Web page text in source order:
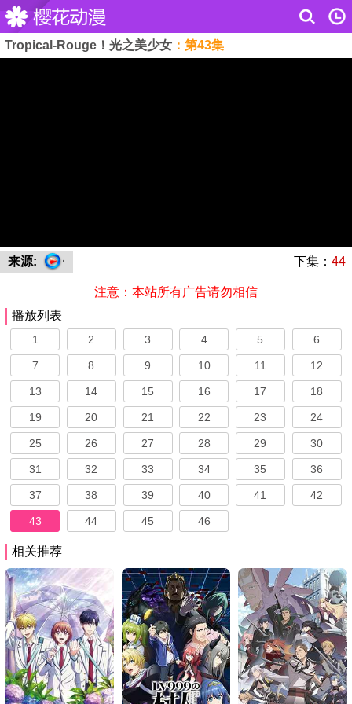
Tropical-Rouge！光之美少女 ：第43集
来源: 下集： 44
注意：本站所有广告请勿相信
播放列表
1 2 3 4 5 6
7 8 9 10 11 12
13 14 15 16 17 18
19 20 21 22 23 24
25 26 27 28 29 30
31 32 33 34 35 36
37 38 39 40 41 42
43 44 45 46
相关推荐